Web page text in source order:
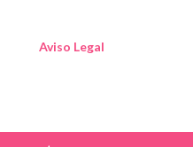
Aviso Legal